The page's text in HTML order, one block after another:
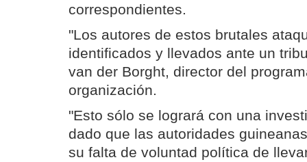
correspondientes.
"Los autores de estos brutales
identificados y llevados ante un
van der Borght, director del
organización.
"Esto sólo se logrará con una
dado que las autoridades
su falta de voluntad política de